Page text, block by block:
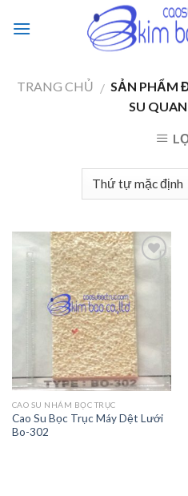
TRANG CHỦ / SẢN PHẨM
SU QUAN
Add to
Wishlist
CAO SU NHÁM BỌC TRỤC
Cao Su Bọc Trục Máy Dệt Lưới
Bo-302